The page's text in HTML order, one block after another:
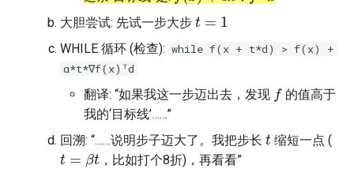
大胆尝试: 先试一步大步
t
WHILE 循环 (检查): while f(x + t*d) > f(x) +
α*t*∇f(x)ᵀd
翻译: “如果我这一步迈出去，发现
f
的值高于
我的‘目标线’……”
回溯: “……说明步子迈大了。我把步长
t
缩短一点 (
t=βt
，比如打个8折)，再看看”